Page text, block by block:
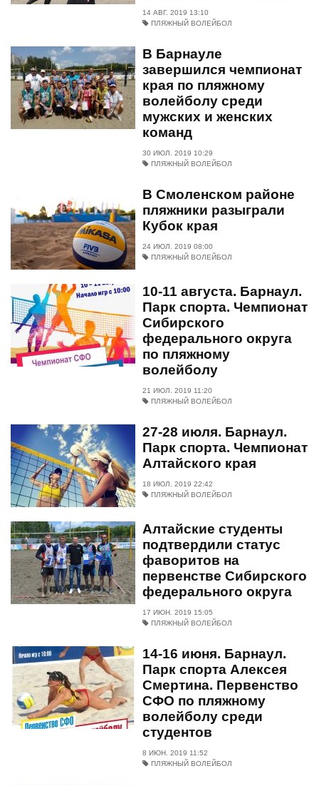
14 АВГ. 2019 13:10
ПЛЯЖНЫЙ ВОЛЕЙБОЛ
В Барнауле
завершился чемпионат
края по пляжному
волейболу среди
мужских и женских
команд
30 ИЮЛ. 2019 10:29
ПЛЯЖНЫЙ ВОЛЕЙБОЛ
В Смоленском районе
пляжники разыграли
Кубок края
24 ИЮЛ. 2019 08:00
ПЛЯЖНЫЙ ВОЛЕЙБОЛ
10-11 августа. Барнаул.
Парк спорта. Чемпионат
Сибирского
федерального округа
по пляжному
волейболу
21 ИЮЛ. 2019 11:20
ПЛЯЖНЫЙ ВОЛЕЙБОЛ
27-28 июля. Барнаул.
Парк спорта. Чемпионат
Алтайского края
18 ИЮЛ. 2019 22:42
ПЛЯЖНЫЙ ВОЛЕЙБОЛ
Алтайские студенты
подтвердили статус
фаворитов на
первенстве Сибирского
федерального округа
17 ИЮН. 2019 15:05
ПЛЯЖНЫЙ ВОЛЕЙБОЛ
14-16 июня. Барнаул.
Парк спорта Алексея
Смертина. Первенство
СФО по пляжному
волейболу среди
студентов
8 ИЮН. 2019 11:52
ПЛЯЖНЫЙ ВОЛЕЙБОЛ